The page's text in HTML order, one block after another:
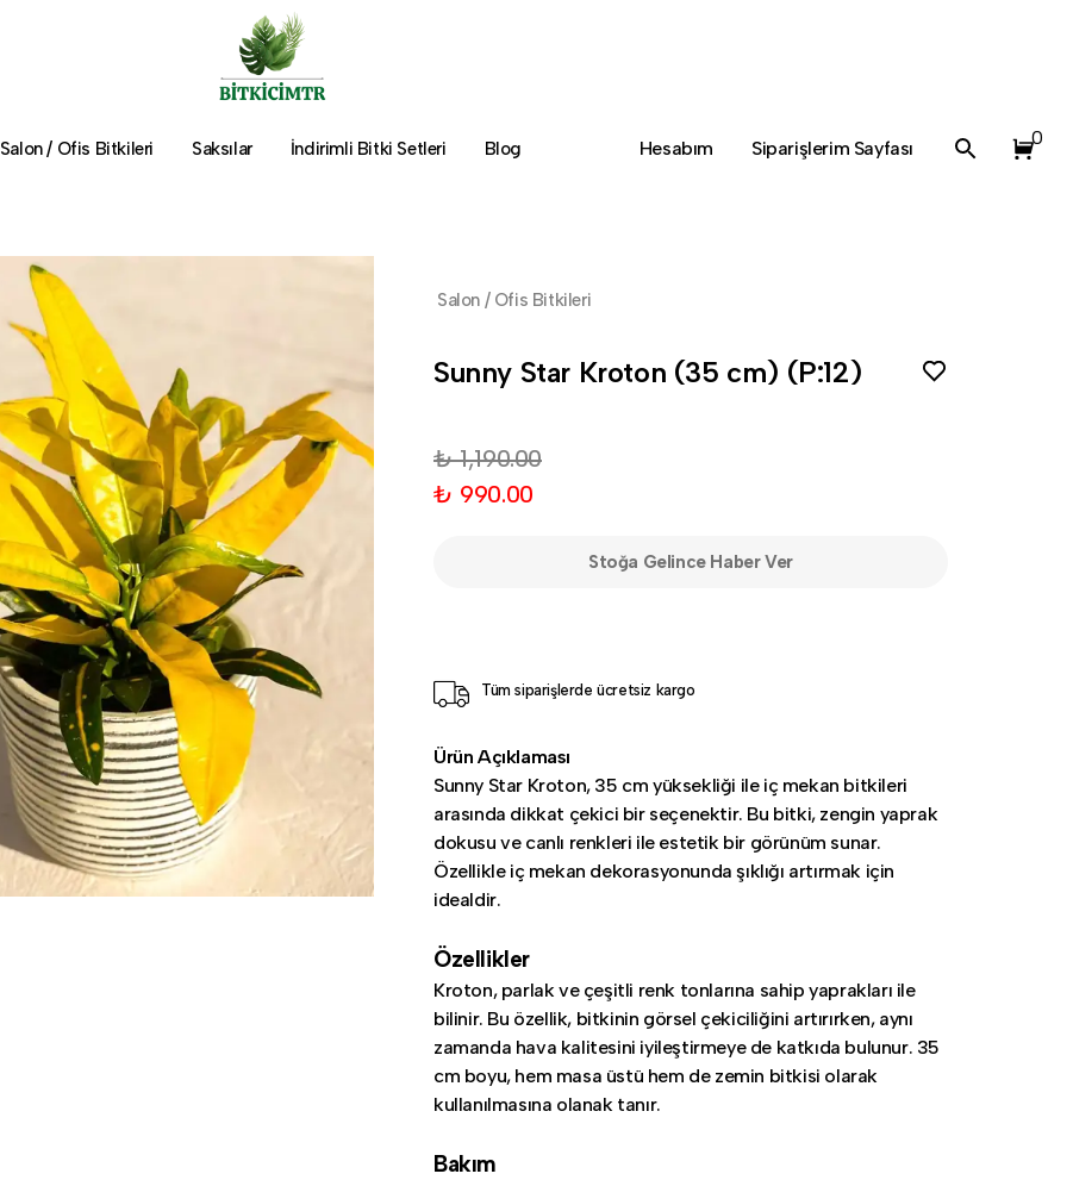
Salon / Ofis Bitkileri Saksılar İndirimli Bitki Setleri Blog Hesabım Siparişlerim Sayfası 0
Salon / Ofis Bitkileri
Sunny Star Kroton (35 cm) (P:12)
₺ 1,190.00
₺ 990.00
Stoğa Gelince Haber Ver
Tüm siparişlerde ücretsiz kargo
Ürün Açıklaması
Sunny Star Kroton, 35 cm yüksekliği ile iç mekan bitkileri
arasında dikkat çekici bir seçenektir. Bu bitki, zengin yaprak
dokusu ve canlı renkleri ile estetik bir görünüm sunar.
Özellikle iç mekan dekorasyonunda şıklığı artırmak için
idealdir.
Özellikler
Kroton, parlak ve çeşitli renk tonlarına sahip yaprakları ile
bilinir. Bu özellik, bitkinin görsel çekiciliğini artırırken, aynı
zamanda hava kalitesini iyileştirmeye de katkıda bulunur. 35
cm boyu, hem masa üstü hem de zemin bitkisi olarak
kullanılmasına olanak tanır.
Bakım